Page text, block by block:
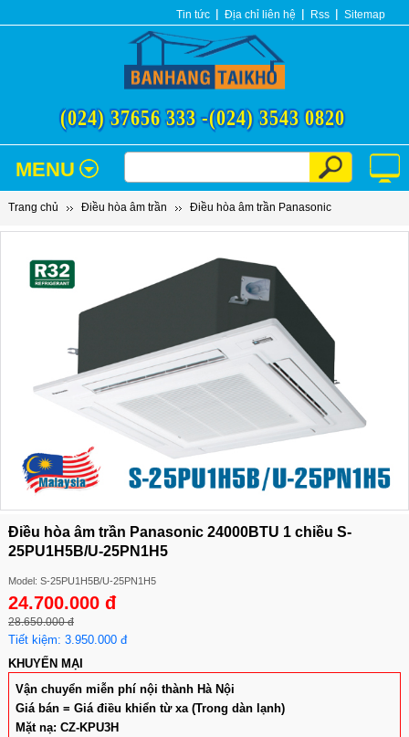
Tin tức Địa chỉ liên hệ Rss Sitemap
(024) 37656 333 -(024) 3543 0820
MENU
Trang chủ Điều hòa âm trần Điều hòa âm trần Panasonic
Điều hòa âm trần Panasonic 24000BTU 1 chiều S-
25PU1H5B/U-25PN1H5
Model: S-25PU1H5B/U-25PN1H5
24.700.000 đ
28.650.000 đ
Tiết kiệm: 3.950.000 đ
KHUYẾN MẠI
Vận chuyển miễn phí nội thành Hà Nội
Giá bán = Giá điều khiển từ xa (Trong dàn lạnh)
Mặt nạ: CZ-KPU3H